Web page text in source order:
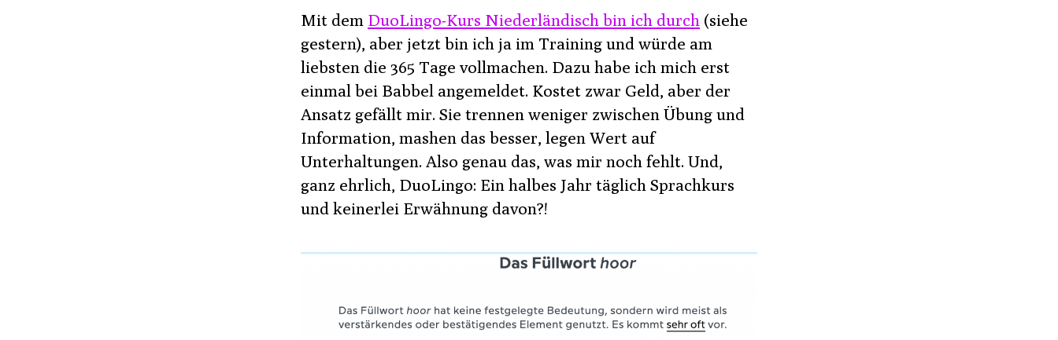
Babbel
Mit dem DuoLingo-Kurs Niederländisch bin ich durch (siehe
gestern), aber jetzt bin ich ja im Training und würde am
liebsten die 365 Tage vollmachen. Dazu habe ich mich erst
einmal bei Babbel angemeldet. Kostet zwar Geld, aber der
Ansatz gefällt mir. Sie trennen weniger zwischen Übung und
Information, mashen das besser, legen Wert auf
Unterhaltungen. Also genau das, was mir noch fehlt. Und,
ganz ehrlich, DuoLingo: Ein halbes Jahr täglich Sprachkurs
und keinerlei Erwähnung davon?!